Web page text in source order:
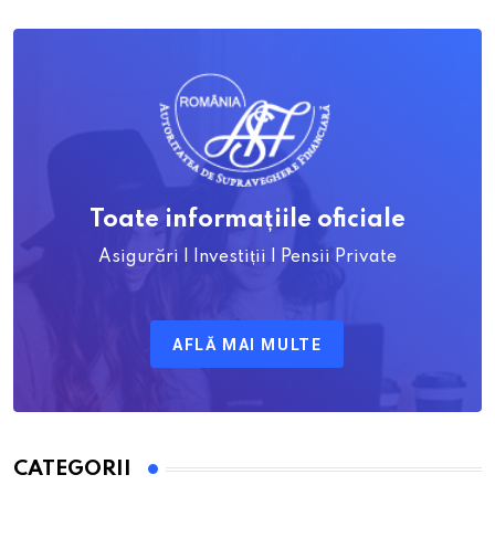
Toate informațiile oficiale
Asigurări | Investiții | Pensii Private
AFLĂ MAI MULTE
CATEGORII